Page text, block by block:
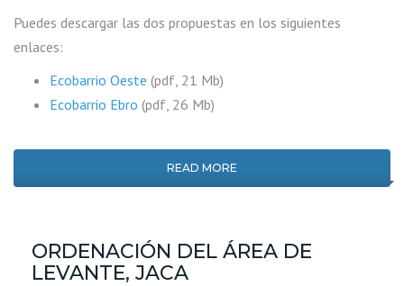
Puedes descargar las dos propuestas en los siguientes
enlaces:
Ecobarrio Oeste (pdf, 21 Mb)
Ecobarrio Ebro (pdf, 26 Mb)
READ MORE
ORDENACIÓN DEL ÁREA DE
LEVANTE, JACA